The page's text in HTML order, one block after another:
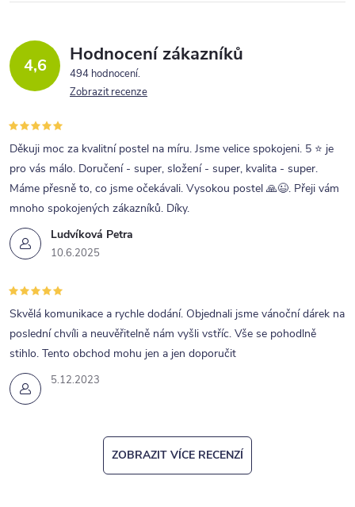
4,6 Hodnocení zákazníků
494 hodnocení
Zobrazit recenze
Ludvíková Petra
10.6.2025
Děkuji moc za kvalitní postel na míru. Jsme velice spokojeni. 5 ⭐ je
pro vás málo. Doručení - super, složení - super, kvalita - super.
Máme přesně to, co jsme očekávali. Vysokou postel 🙏😉. Přeji vám
mnoho spokojených zákazníků. Díky.
5.12.2023
Skvělá komunikace a rychle dodání. Objednali jsme vánoční dárek na
poslední chvíli a neuvěřitelně nám vyšli vstříc. Vše se pohodlně
stihlo. Tento obchod mohu jen a jen doporučit
ZOBRAZIT VÍCE RECENZÍ